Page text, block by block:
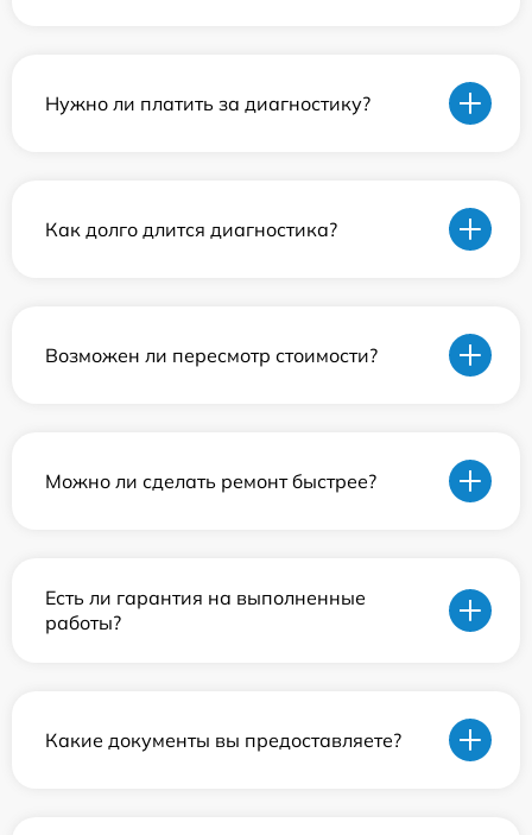
Нужно ли платить за диагностику?
Как долго длится диагностика?
Возможен ли пересмотр стоимости?
Можно ли сделать ремонт быстрее?
Есть ли гарантия на выполненные
работы?
Какие документы вы предоставляете?